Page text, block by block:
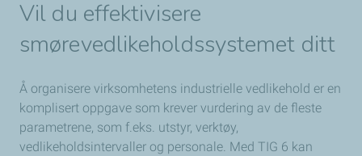
Vil du effektivisere
smørevedlikeholdssystemet ditt​
Å organisere virksomhetens industrielle vedlikehold er en
komplisert oppgave som krever vurdering av de fleste
parametrene, som f.eks. utstyr, verktøy,
vedlikeholdsintervaller og personale. Med TIG 6 kan